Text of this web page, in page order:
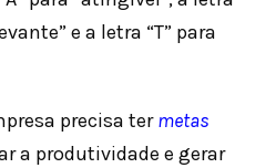
e a letra “T” para
precisa termetas
a produtividade e gerar